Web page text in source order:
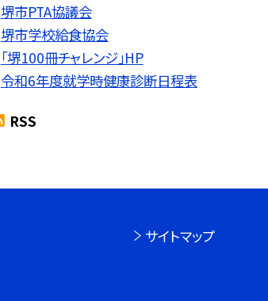
堺市PTA協議会
堺市学校給食協会
「堺100冊チャレンジ」HP
令和6年度就学時健康診断日程表
RSS
サイトマップ